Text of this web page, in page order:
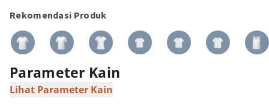
Rekomendasi Produk
Parameter Kain
Lihat Parameter Kain